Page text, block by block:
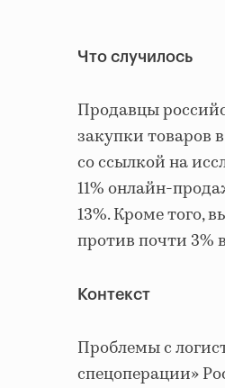
Что случилось
Продавцы
закупки товаров
со ссылкой на
11% онлайн-
13%. Кроме того,
против почти 3%
Контекст
Проблемы с
спецоперации»